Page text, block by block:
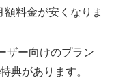
料金が安くなりま
ザー向けのプラン
典があります。